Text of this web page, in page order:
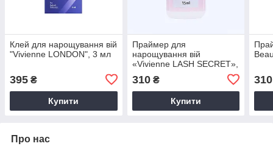
Клей для нарощування вій
"Vivienne LONDON", 3 мл
395 ₴
Купити
Праймер для
нарощування вій
«Vivienne LASH SECRET»,
310₴
Купити
310
Про нас